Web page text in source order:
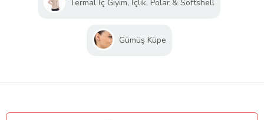
Termal İç Giyim, İçlik, Polar & Softshell
Gümüş Küpe